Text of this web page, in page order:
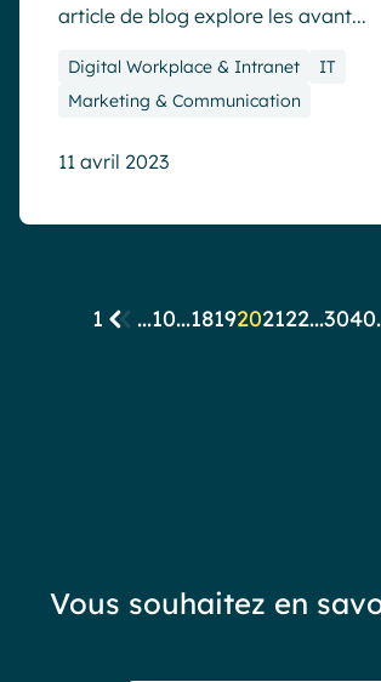
article de blog explore les avant...
Digital Workplace & Intranet
IT
Marketing & Communication
11 avril 2023
1 ...10...1819202122...3040
Vous souhaitez en